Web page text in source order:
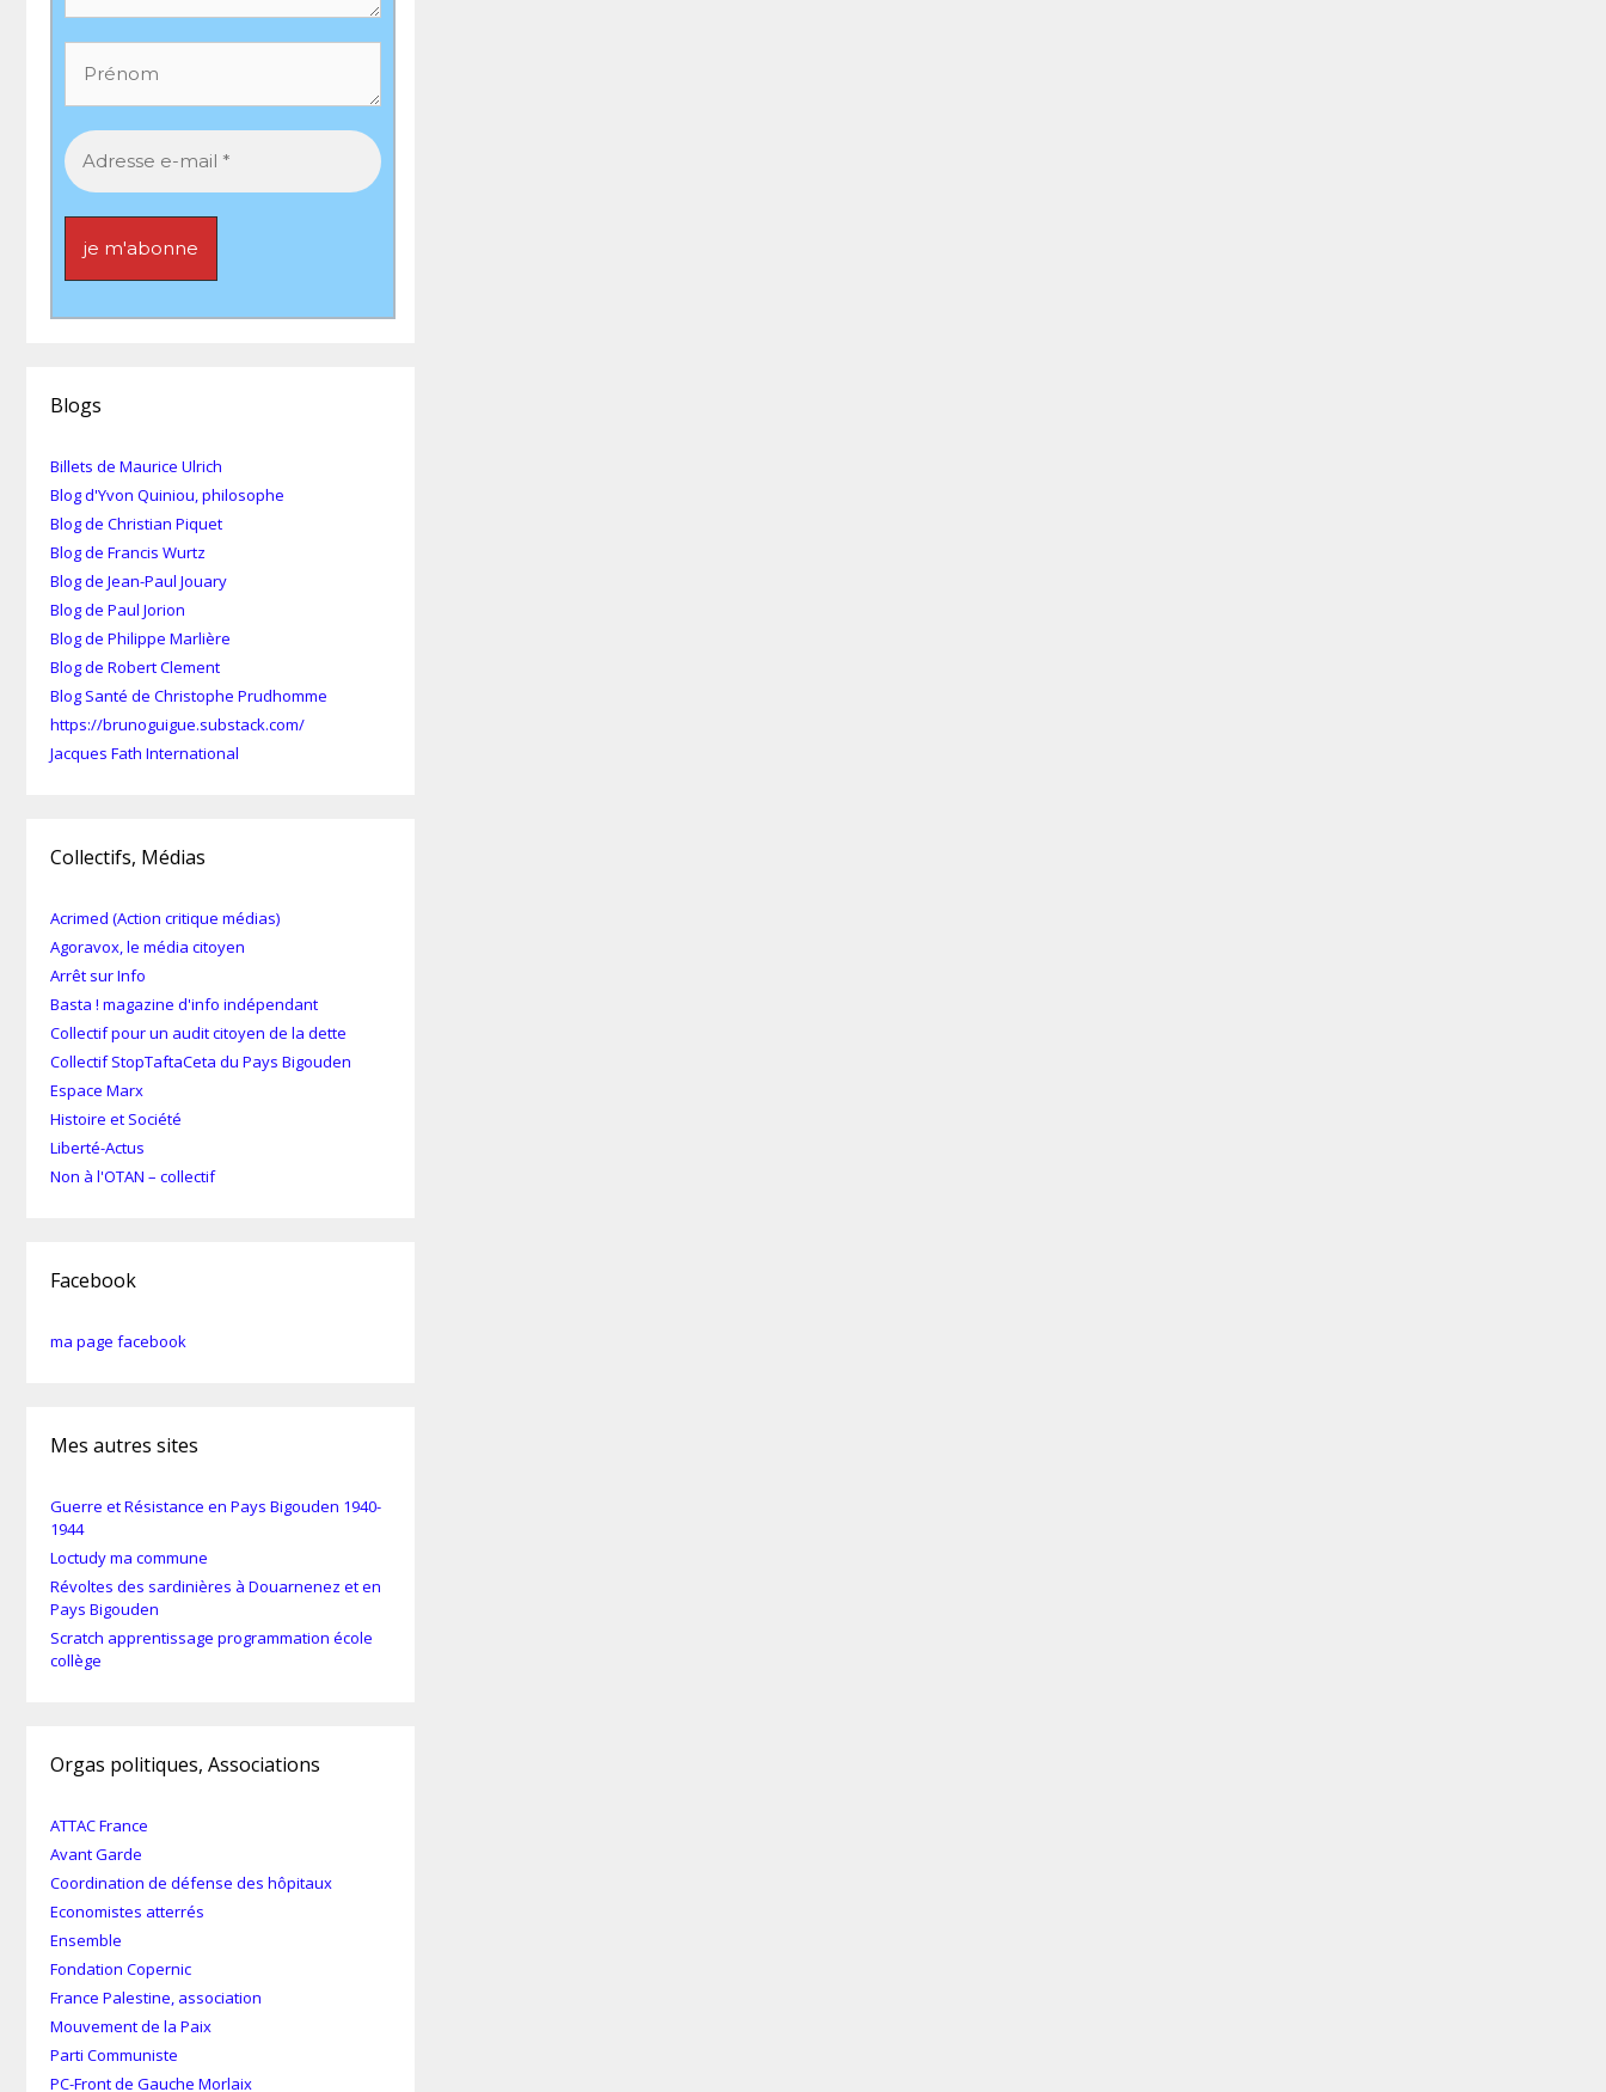
Blogs
Billets de Maurice Ulrich
Blog d'Yvon Quiniou, philosophe
Blog de Christian Piquet
Blog de Francis Wurtz
Blog de Jean-Paul Jouary
Blog de Paul Jorion
Blog de Philippe Marlière
Blog de Robert Clement
Blog Santé de Christophe Prudhomme
https://brunoguigue.substack.com/
Jacques Fath International
Collectifs, Médias
Acrimed (Action critique médias)
Agoravox, le média citoyen
Arrêt sur Info
Basta ! magazine d'info indépendant
Collectif pour un audit citoyen de la dette
Collectif StopTaftaCeta du Pays Bigouden
Espace Marx
Histoire et Société
Liberté-Actus
Non à l'OTAN – collectif
Facebook
ma page facebook
Mes autres sites
Guerre et Résistance en Pays Bigouden 1940-
1944
Loctudy ma commune
Révoltes des sardinières à Douarnenez et en
Pays Bigouden
Scratch apprentissage programmation école
collège
Orgas politiques, Associations
ATTAC France
Avant Garde
Coordination de défense des hôpitaux
Economistes atterrés
Ensemble
Fondation Copernic
France Palestine, association
Mouvement de la Paix
Parti Communiste
PC-Front de Gauche Morlaix